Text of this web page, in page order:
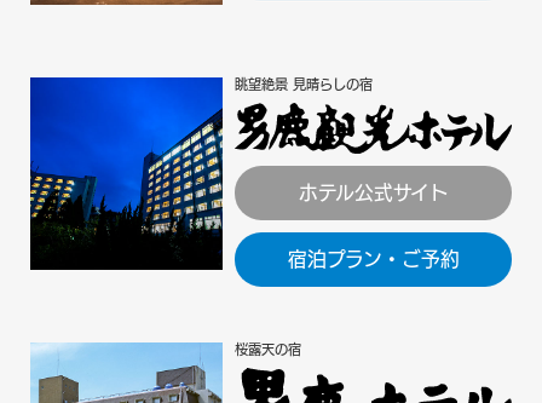
眺望絶景 見晴らしの宿
ホテル公式サイト
宿泊プラン・ご予約
桜露天の宿